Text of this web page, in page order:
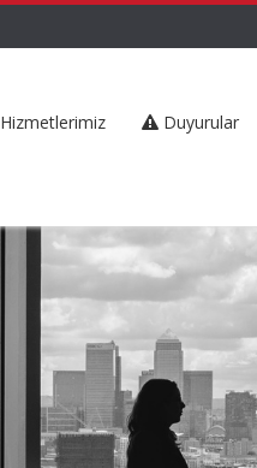
Hizmetlerimiz Duyurular